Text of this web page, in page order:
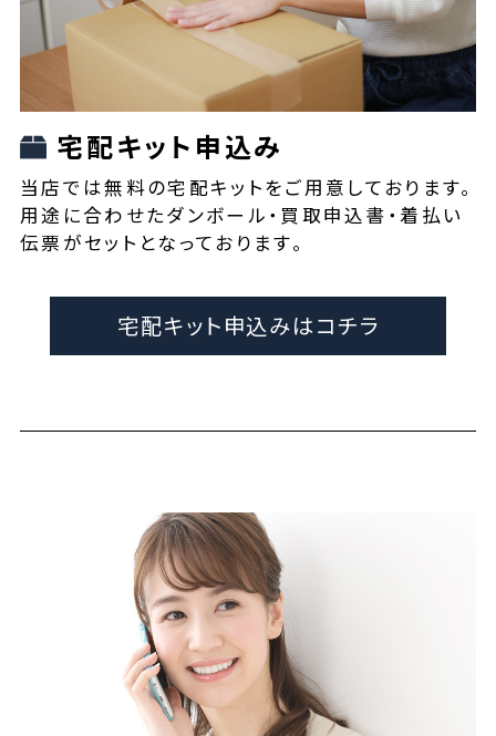
宅配キット申込み
当店では無料の宅配キットをご用意しております。
用途に合わせたダンボール・買取申込書・着払い
伝票がセットとなっております。
宅配キット申込みはコチラ